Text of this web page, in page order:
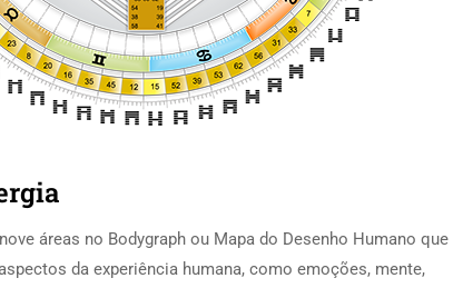
áreas no Bodygraph ou Mapa do Desenho Humano que
da experiência humana, como emoções, mente,